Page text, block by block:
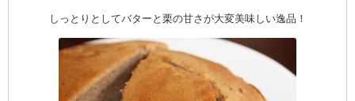
しっとりとしてバターと栗の甘さが大変美味しい逸品！